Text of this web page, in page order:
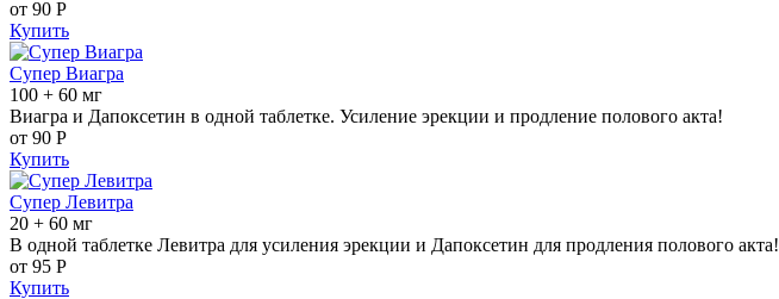
от 90 Р
Купить
Супер Виагра
100 + 60 мг
Виагра и Дапоксетин в одной таблетке. Усиление эрекции и продление полового акта!
от 90 Р
Купить
Супер Левитра
20 + 60 мг
В одной таблетке Левитра для усиления эрекции и Дапоксетин для продления полового акта!
от 95 Р
Купить